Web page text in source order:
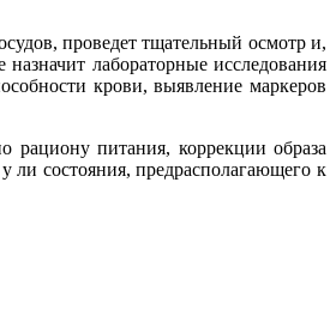
проведет тщательный осмотр и,
лабораторные исследования
крови, выявление маркеров
рациону питания, коррекции образа
ли состояния, предрасполагающего к